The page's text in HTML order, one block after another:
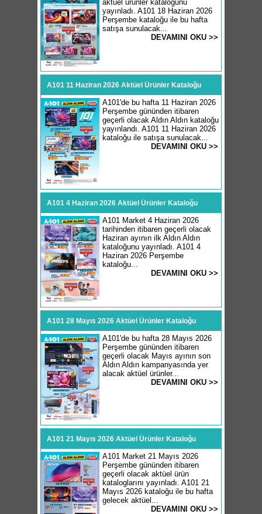
aktüel ürünler kataloğunu
yayınladı. A101 18 Haziran 2026
Perşembe kataloğu ile bu hafta
satışa sunulacak...
DEVAMINI OKU >>
A101 11 Haziran 2026 Aktüel Ürünler Kataloğu
A101'de bu hafta 11 Haziran 2026
Perşembe gününden itibaren
geçerli olacak Aldın Aldın kataloğu
yayınlandı. A101 11 Haziran 2026
kataloğu ile satışa sunulacak...
DEVAMINI OKU >>
A101 4 Haziran 2026 Aktüel Ürünler Kataloğu
A101 Market 4 Haziran 2026
tarihinden itibaren geçerli olacak
Haziran ayının ilk Aldın Aldın
kataloğunu yayınladı. A101 4
Haziran 2026 Perşembe
kataloğu...
DEVAMINI OKU >>
A101 28 Mayıs 2026 Aktüel Ürünler Kataloğu
A101'de bu hafta 28 Mayıs 2026
Perşembe gününden itibaren
geçerli olacak Mayıs ayının son
Aldın Aldın kampanyasında yer
alacak aktüel ürünler...
DEVAMINI OKU >>
A101 21 Mayıs 2026 Aktüel Ürünler Kataloğu
A101 Market 21 Mayıs 2026
Perşembe gününden itibaren
geçerli olacak aktüel ürün
kataloglarını yayınladı. A101 21
Mayıs 2026 kataloğu ile bu hafta
gelecek aktüel...
DEVAMINI OKU >>